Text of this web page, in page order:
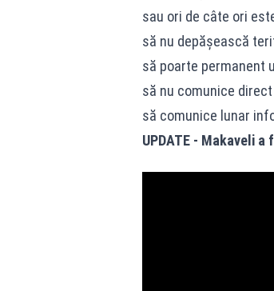
sau ori de câte ori
să nu depășească
să poarte permanent
să nu comunice
să comunice lunar
UPDATE - Makaveli